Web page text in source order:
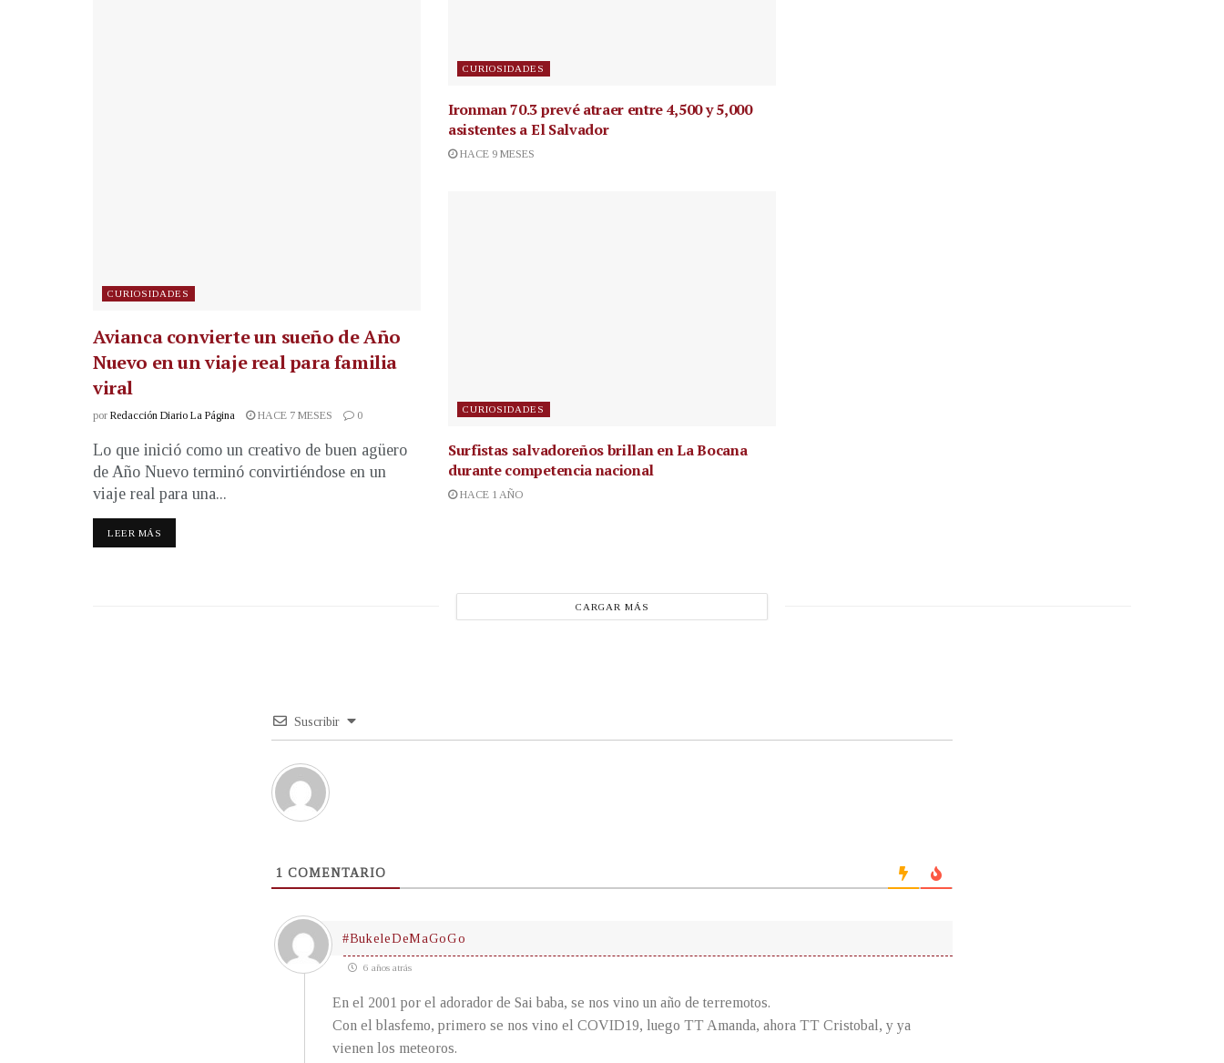
CURIOSIDADES
Avianca convierte un sueño de Año
Nuevo en un viaje real para familia
viral
por Redacción Diario La Página HACE 7 MESES 0
Lo que inició como un creativo de buen agüero
de Año Nuevo terminó convirtiéndose en un
viaje real para una...
LEER MÁS
CURIOSIDADES
Ironman 70.3 prevé atraer entre 4,500 y 5,000
asistentes a El Salvador
HACE 9 MESES
CURIOSIDADES
Surfistas salvadoreños brillan en La Bocana
durante competencia nacional
HACE 1 AÑO
CARGAR MÁS
Suscribir
1 COMENTARIO
#BukeleDeMaGoGo
6 años atrás
En el 2001 por el adorador de Sai baba, se nos vino un año de terremotos.
Con el blasfemo, primero se nos vino el COVID19, luego TT Amanda, ahora TT Cristobal, y ya
vienen los meteoros.